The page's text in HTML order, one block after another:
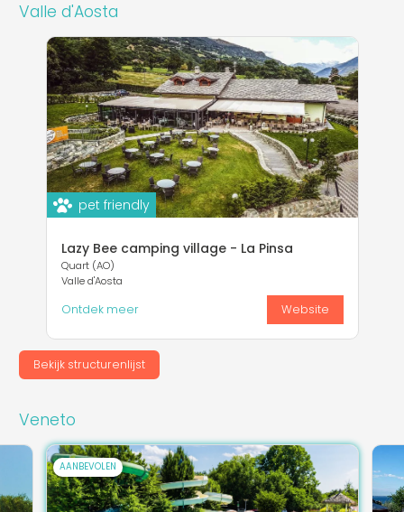
Valle d'Aosta
pet friendly
Lazy Bee camping village - La Pinsa
Quart (AO)
Valle d'Aosta
Ontdek meer Website
Bekijk structurenlijst
Veneto
AANBEVOLEN